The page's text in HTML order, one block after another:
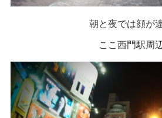
朝と夜では顔が
ここ西門駅周